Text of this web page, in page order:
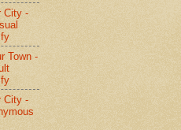
City -
Town -
City -